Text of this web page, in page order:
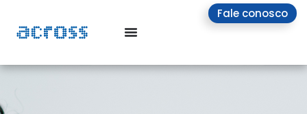
Fale conosco